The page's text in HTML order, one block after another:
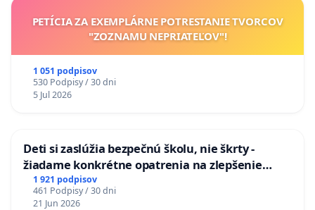
PETÍCIA ZA EXEMPLÁRNE POTRESTANIE TVORCOV
"ZOZNAMU NEPRIATEĽOV"!
1 051 podpisov
530 Podpisy / 30 dni
5 Jul 2026
Deti si zaslúžia bezpečnú školu, nie škrty -
žiadame konkrétne opatrenia na zlepšenie
situácie v školstve
1 921 podpisov
461 Podpisy / 30 dni
21 Jun 2026